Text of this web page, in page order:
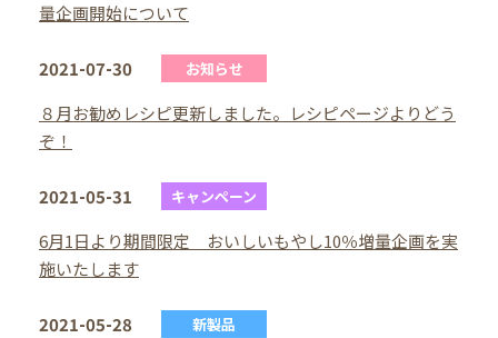
量企画開始について
2021-07-30 お知らせ
８月お勧めレシピ更新しました。レシピページよりどう
ぞ！
2021-05-31 キャンペーン
6月1日より期間限定 おいしいもやし10％増量企画を実
施いたします
2021-05-28 新製品